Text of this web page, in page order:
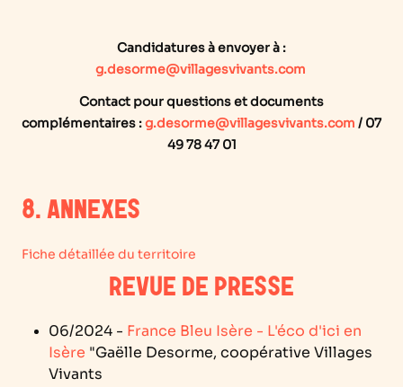
Candidatures à envoyer à :
g.desorme@villagesvivants.com
Contact pour questions et documents
complémentaires :g.desorme@villagesvivants.com / 07
49 78 47 01
8. ANNEXES
Fiche détaillée du territoire
REVUE DE PRESSE
06/2024 - France Bleu Isère - L'éco d'ici en
Isère "Gaëlle Desorme, coopérative Villages
Vivants